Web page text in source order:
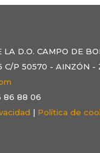
LA D.O. CAMPO DE
C/P 50570 - AINZÓN -
86 88 06
| Política de